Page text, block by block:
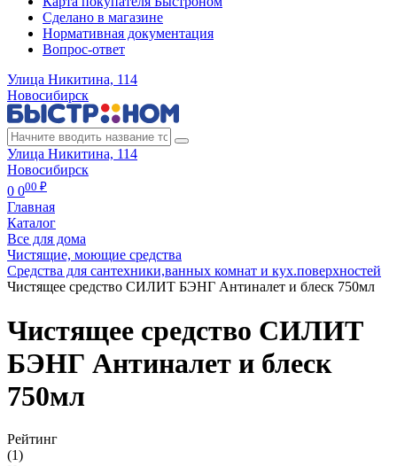
Сделано в магазине
Нормативная документация
Вопрос-ответ
Улица Никитина, 114
Новосибирск
Улица Никитина, 114
Новосибирск
0 000 ₽
Главная
Каталог
Все для дома
Чистящие, моющие средства
Средства для сантехники,ванных комнат и кух.поверхностей
Чистящее средство СИЛИТ БЭНГ Антиналет и блеск 750мл
Чистящее средство СИЛИТ
БЭНГ Антиналет и блеск
750мл
Рейтинг
(1)